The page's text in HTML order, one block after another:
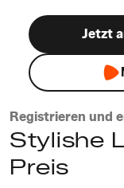
Jetzt
Registrieren und
Stylishe
Preis